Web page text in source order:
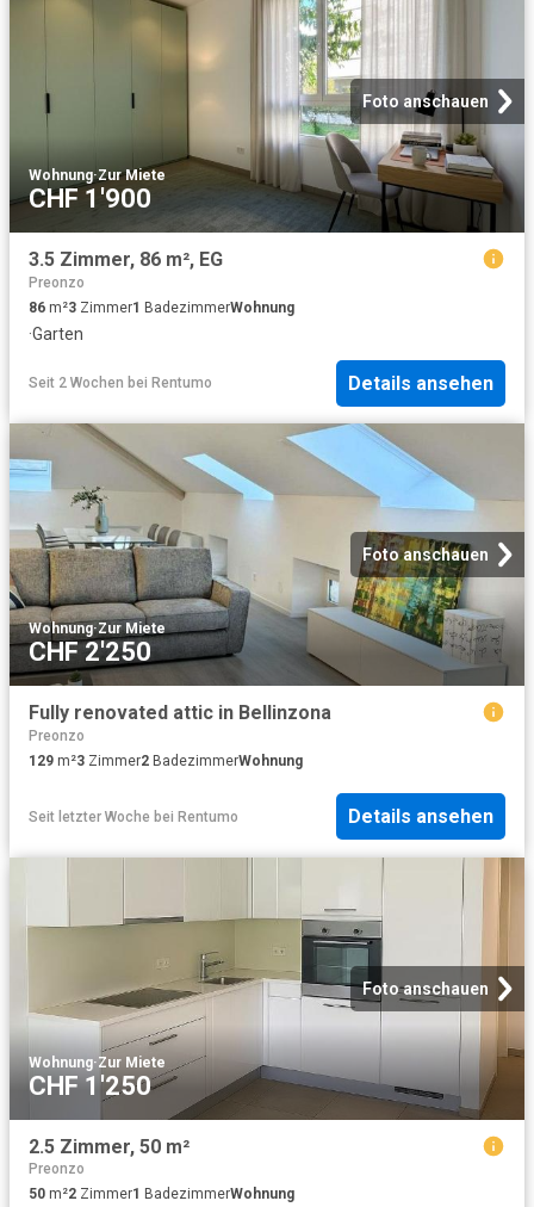
Foto anschauen
Wohnung·Zur Miete
CHF 1'900
3.5 Zimmer, 86 m², EG
Preonzo
86 m²3 Zimmer1 BadezimmerWohnung
·Garten
Seit 2 Wochen bei Rentumo Details ansehen
Foto anschauen
Wohnung·Zur Miete
CHF 2'250
Fully renovated attic in Bellinzona
Preonzo
129 m²3 Zimmer2 BadezimmerWohnung
Seit letzter Woche bei Rentumo Details ansehen
Foto anschauen
Wohnung·Zur Miete
CHF 1'250
2.5 Zimmer, 50 m²
Preonzo
50 m²2 Zimmer1 BadezimmerWohnung